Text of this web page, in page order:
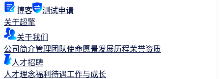
博客
测试申请
关于超擎
关于我们
公司简介管理团队使命愿景发展历程荣誉资质
人才招聘
人才理念福利待遇工作与成长